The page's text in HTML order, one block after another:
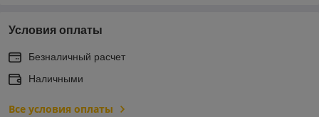
Условия оплаты
Безналичный расчет
Наличными
Все условия оплаты